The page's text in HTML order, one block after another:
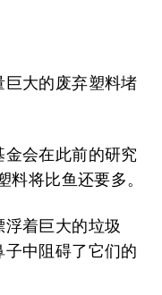
大的废弃塑料堵
会在此前的研究
将比鱼还要多。
着巨大的垃圾
中阻碍了它们的